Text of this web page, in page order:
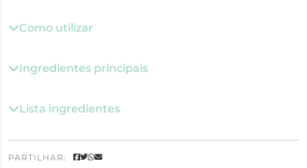
Como utilizar
Ingredientes principais
Lista ingredientes
PARTILHAR: